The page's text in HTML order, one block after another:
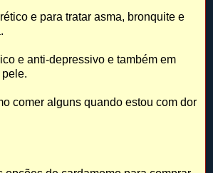
e para tratar asma, bronquite e
e anti-depressivo e também em
comer alguns quando estou com dor